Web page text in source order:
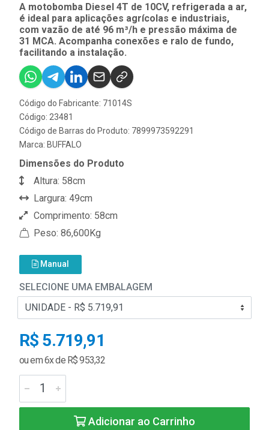
A motobomba Diesel 4T de 10CV, refrigerada a ar,
é ideal para aplicações agrícolas e industriais,
com vazão de até 96 m³/h e pressão máxima de
31 MCA. Acompanha conexões e ralo de fundo,
facilitando a instalação.
Código do Fabricante: 71014S
Código: 23481
Código de Barras do Produto: 7899973592291
Marca: BUFFALO
Dimensões do Produto
Altura: 58cm
Largura: 49cm
Comprimento: 58cm
Peso: 86,600Kg
Manual
SELECIONE UMA EMBALAGEM
R$ 5.719,91
ou em 6x de R$ 953,32
Adicionar ao Carrinho